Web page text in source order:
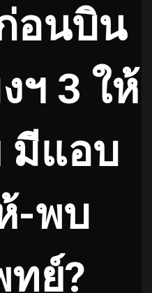
อนบิน
ฯ 3 ให้
มีแอบ
-พบ
ย์?